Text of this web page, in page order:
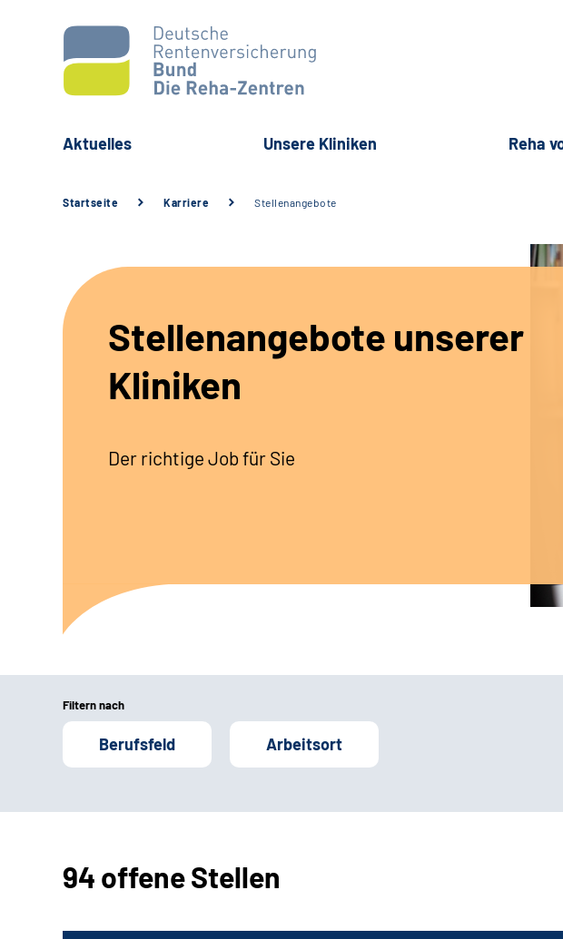
Aktuelles Unsere Kliniken Reha
Startseite Karriere Stellenangebote
Stellenangebote unserer
Kliniken
Der richtige Job für Sie
Filtern nach
Berufsfeld Arbeitsort
94 offene Stellen